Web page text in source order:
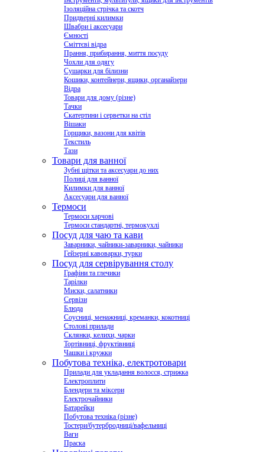
Ізоляційна стрічка та скотч
Придверні килимки
Швабри і аксесуари
Ємності
Сміттєві відра
Прання, прибирання, миття посуду
Чохли для одягу
Сушарки для білизни
Кошики, контейнери, ящики, органайзери
Відра
Товари для дому (різне)
Тачки
Скатертини і серветки на стіл
Вішаки
Горщики, вазони для квітів
Текстиль
Тази
Товари для ванної
Зубні щітки та аксесуари до них
Полиці для ванної
Килимки для ванної
Аксесуари для ванної
Термоси
Термоси харчові
Термоси стандартні, термокухлі
Посуд для чаю та кави
Заварники, чайники-заварники, чайники
Гейзерні кавоварки, турки
Посуд для сервірування столу
Графіни та глечики
Тарілки
Миски, салатники
Сервізи
Блюда
Соусниці, менажниці, креманки, кокотниці
Столові прилади
Склянки, келихи, чарки
Тортівниці, фруктівниці
Чашки і кружки
Побутова техніка, електротовари
Прилади для укладання волосся, стрижка
Електроплити
Блендери та міксери
Електрочайники
Батарейки
Побутова техніка (різне)
Тостери/бутербродниці/вафельниці
Ваги
Праска